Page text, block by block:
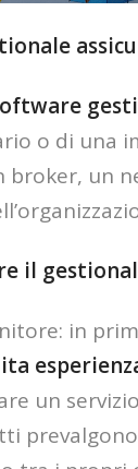
o di una
broker, un
il
in
un